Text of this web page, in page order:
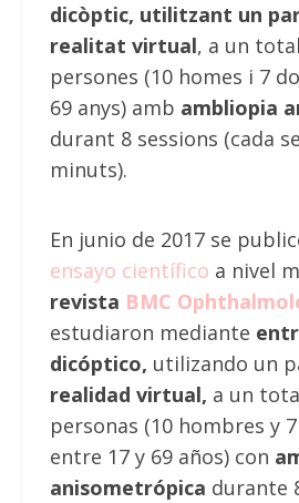
dicòptic, utilitzant un
realitat virtual, a un
persones (10 homes i 7
69 anys) amb ambliopia
durant 8 sessions (cada
minuts).
En junio de 2017 se
ensayo científico a nivel
revista BMC
estudiaron mediante
dicóptico, utilizando un
realidad virtual, a un
personas (10 hombres y
entre 17 y 69 años) con
anisometrópica durante